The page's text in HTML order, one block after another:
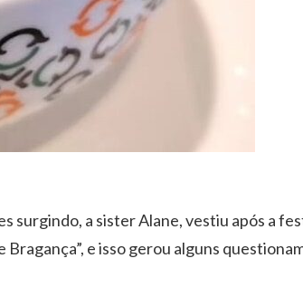
surgindo, a sister Alane, vestiu após a
e isso gerou alguns